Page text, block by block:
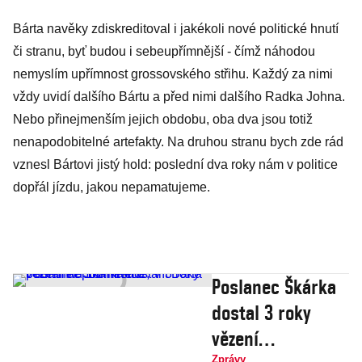
Bárta navěky zdiskreditoval i jakékoli nové politické hnutí
či stranu, byť budou i sebeupřímnější - čímž náhodou
nemyslím upřímnost grossovského střihu. Každý za nimi
vždy uvidí dalšího Bártu a před nimi dalšího Radka Johna.
Nebo přinejmenším jejich obdobu, oba dva jsou totiž
nenapodobitelné artefakty. Na druhou stranu bych zde rád
vznesl Bártovi jistý hold: poslední dva roky nám v politice
dopřál jízdu, jakou nepamatujeme.
Poslanec Škárka
dostal 3 roky
vězení
Zprávy